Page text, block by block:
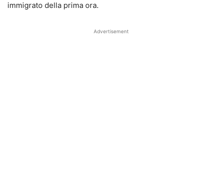
immigrato della prima ora.
Advertisement